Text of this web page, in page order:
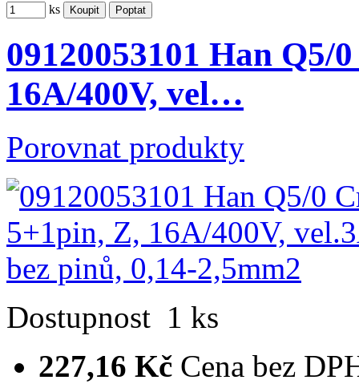
ks
09120053101 Han
16A/400V, vel…
Porovnat produkty
Dostupnost 1 ks
227,16 Kč Cena bez